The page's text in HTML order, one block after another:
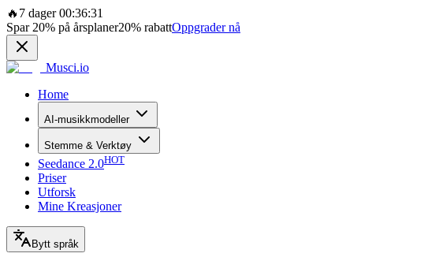
🔥 7 dager 00:36:31
Spar 20% på årsplaner20% rabattOppgrader nå
Musci.io
Home
AI-musikkmodeller
Stemme & Verktøy
Seedance 2.0HOT
Priser
Utforsk
Mine Kreasjoner
Bytt språk